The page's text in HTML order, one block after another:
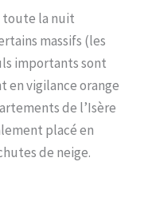
toute la nuit
massifs (les
importants sont
vigilance orange
de l’Isère
placé en
de neige.